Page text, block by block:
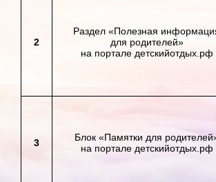
2
Раздел «Полезная
для родителей»
на портале детскийотдых.рф
3
Блок «Памятки для
на портале детскийотдых.рф